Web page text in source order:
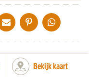
X
DELEN VIA DE MAIL
DELEN OP PINTEREST
DELEN OP
Bekijk kaart